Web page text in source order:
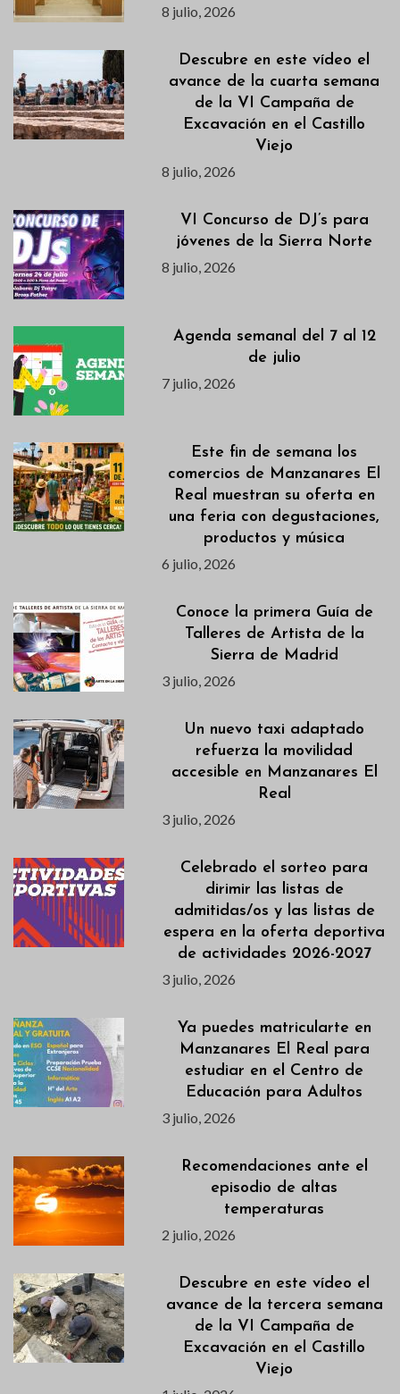
8 julio, 2026
Descubre en este vídeo el
avance de la cuarta semana
de la VI Campaña de
Excavación en el Castillo
Viejo
8 julio, 2026
VI Concurso de DJ’s para
jóvenes de la Sierra Norte
8 julio, 2026
Agenda semanal del 7 al 12
de julio
7 julio, 2026
Este fin de semana los
comercios de Manzanares El
Real muestran su oferta en
una feria con degustaciones,
productos y música
6 julio, 2026
Conoce la primera Guía de
Talleres de Artista de la
Sierra de Madrid
3 julio, 2026
Un nuevo taxi adaptado
refuerza la movilidad
accesible en Manzanares El
Real
3 julio, 2026
Celebrado el sorteo para
dirimir las listas de
admitidas/os y las listas de
espera en la oferta deportiva
de actividades 2026-2027
3 julio, 2026
Ya puedes matricularte en
Manzanares El Real para
estudiar en el Centro de
Educación para Adultos
3 julio, 2026
Recomendaciones ante el
episodio de altas
temperaturas
2 julio, 2026
Descubre en este vídeo el
avance de la tercera semana
de la VI Campaña de
Excavación en el Castillo
Viejo